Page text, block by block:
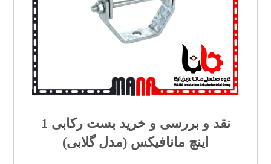
نقد و بررسی و خرید بست رکابی 1
اینچ مانافیکس (مدل گلابی)